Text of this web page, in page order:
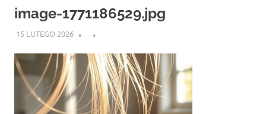
image-1771186529.jpg
15 LUTEGO 2026